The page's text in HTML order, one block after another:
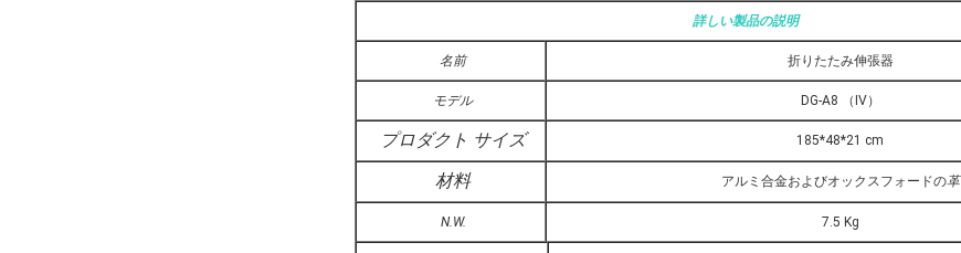
詳しい製品の説明
名前 折りたたみ伸張器
モデル DG-A8 （IV）
プロダクト サイズ 185*48*21 cm
材料 アルミ合金およびオックスフォードの革
N.W. 7.5 Kg